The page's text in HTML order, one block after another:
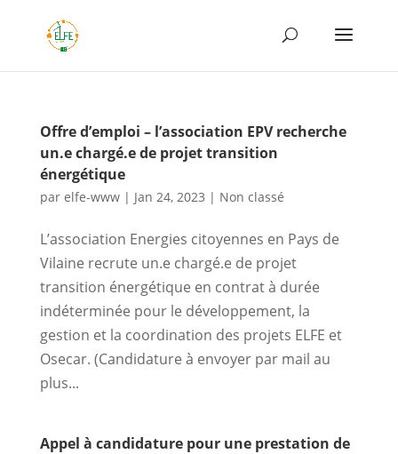
Offre d’emploi – l’association EPV recherche
un.e chargé.e de projet transition
énergétique
par elfe-www| Jan 24, 2023 | Non classé
L’association Energies citoyennes en Pays de
Vilaine recrute un.e chargé.e de projet
transition énergétique en contrat à durée
indéterminée pour le développement, la
gestion et la coordination des projets ELFE et
Osecar. (Candidature à envoyer par mail au
plus...
Appel à candidature pour une prestation de